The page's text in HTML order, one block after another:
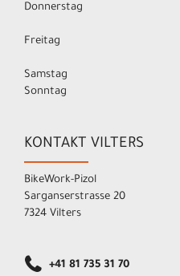
Donnerstag
Freitag
Samstag
Sonntag
KONTAKT VILTERS
BikeWork-Pizol
Sarganserstrasse 20
7324 Vilters
+41 81 735 31 70